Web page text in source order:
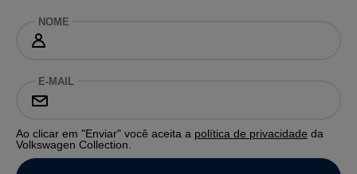
NOME
E-MAIL
Ao clicar em "Enviar" você aceita a política de privacidade da
Volkswagen Collection.